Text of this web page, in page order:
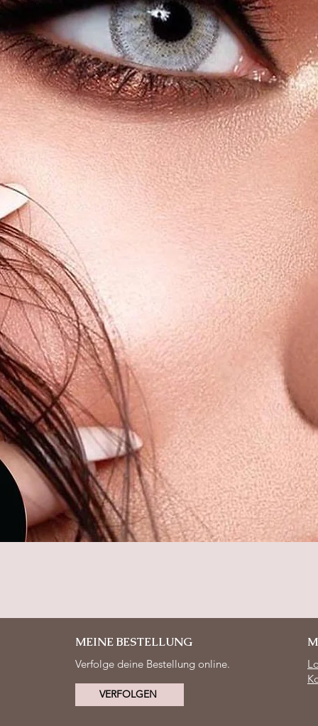
in der Farbe "Medusa" aus der
haben die LUNA LENSES
und dennoch natürliche Deckkraft.
für jede Augenfarbe - helle
einsetzbar für große und kleine
besonders natürlichen Look.
haltbar.
ein sehr angenehmes
Irritationen.
von der "efsa" und der "EMA"
für farbige, luxuriöse
Wir empfehlen unsere LUNA
Kombilösung zu reinigen /
38%, 62% Polymacon.
Kontaktlinsen steril verpackt und
MEINE BESTELLUNG
Verfolge deine Bestellung online.
VERFOLGEN